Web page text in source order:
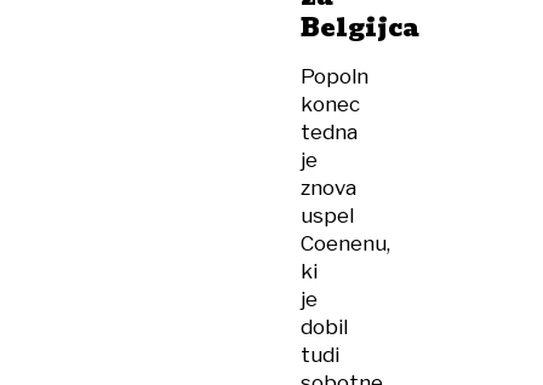
Belgijca
Popoln
konec
tedna
je
znova
uspel
Coenenu,
ki
je
dobil
tudi